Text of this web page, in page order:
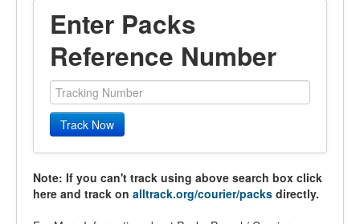
Enter Packs
Reference Number
Track Now
Note: If you can't track using above search box click
here and track on alltrack.org/courier/packs directly.